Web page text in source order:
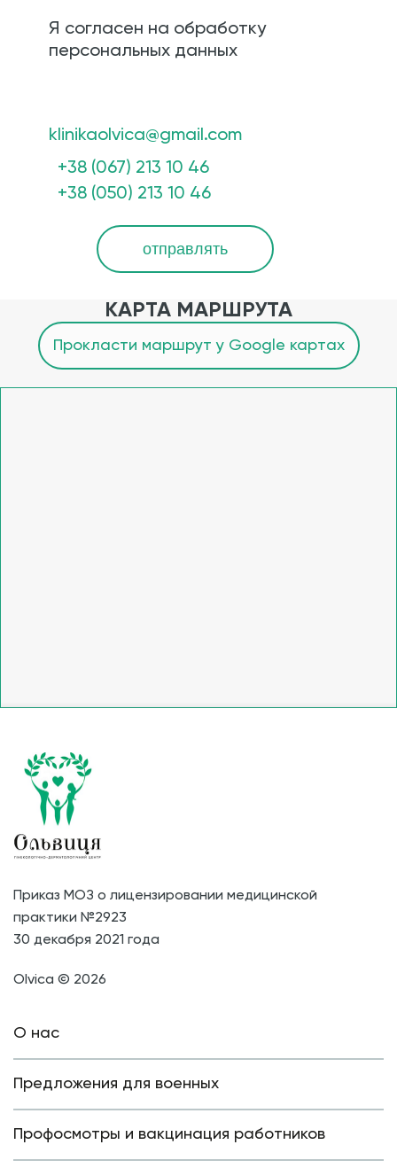
Я согласен на обработку
персональных данных
klinikaolvica@gmail.com
+38 (067) 213 10 46
+38 (050) 213 10 46
отправлять
КАРТА МАРШРУТА
Прокласти маршрут у Google картах
Приказ МОЗ о лицензировании медицинской
практики №2923
30 декабря 2021 года
Olvica © 2026
О нас
Предложения для военных
Профосмотры и вакцинация работников